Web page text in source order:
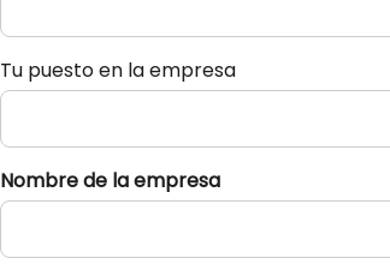
Tu puesto en la empresa
Nombre de la empresa